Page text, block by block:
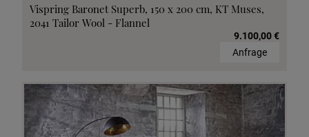
Vispring Baronet Superb, 150 x 200 cm, KT Muses,
2041 Tailor Wool - Flannel
9.100,00 €
Anfrage